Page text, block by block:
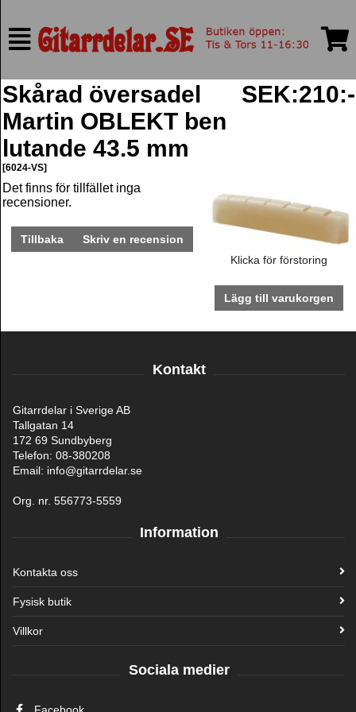
Skårad översadel
Martin OBLEKT ben
lutande 43.5 mm
[6024-VS]
SEK:210:-
Det finns för tillfället inga
recensioner.
Tillbaka
Skriv en recension
Klicka för förstoring
Lägg till varukorgen
Kontakt
Gitarrdelar i Sverige AB
Tallgatan 14
172 69 Sundbyberg
Telefon: 08-380208
Email: info@gitarrdelar.se
Org. nr. 556773-5559
Information
Kontakta oss
Fysisk butik
Villkor
Sociala medier